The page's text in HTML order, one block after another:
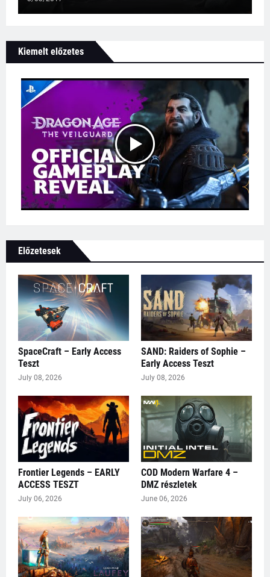
Kiemelt előzetes
Előzetesek
SpaceCraft – Early Access
Teszt
July 08, 2026
SAND: Raiders of Sophie –
Early Access Teszt
July 08, 2026
Frontier Legends – EARLY
ACCESS TESZT
July 06, 2026
COD Modern Warfare 4 –
DMZ részletek
June 06, 2026